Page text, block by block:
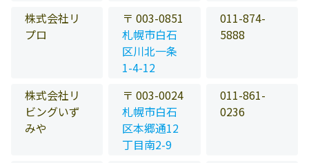
株式会社リ
プロ
〒 003-0851
札幌市白石
区川北一条
1-4-12
011-874-
5888
株式会社リ
ビングいず
みや
〒 003-0024
札幌市白石
区本郷通12
丁目南2-9
011-861-
0236